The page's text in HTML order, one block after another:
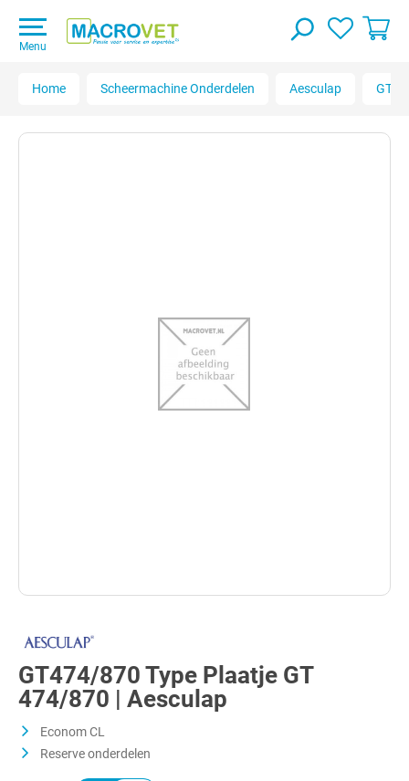
Menu
Home Scheermachine Onderdelen Aesculap
GT474/870 Type Plaatje GT
474/870 | Aesculap
Econom CL
Reserve onderdelen